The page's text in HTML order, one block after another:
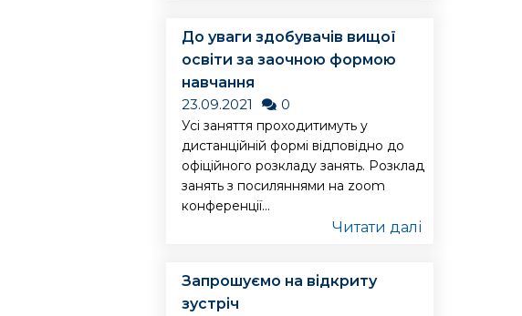
До уваги здобувачів вищої
освіти за заочною формою
навчання
23.09.2021
0
Усі заняття проходитимуть у
дистанційній формі відповідно до
офіційного розкладу занять. Розклад
занять з посиляннями на zoom
конференції...
Читати далі
Запрошуємо на відкриту
зустріч